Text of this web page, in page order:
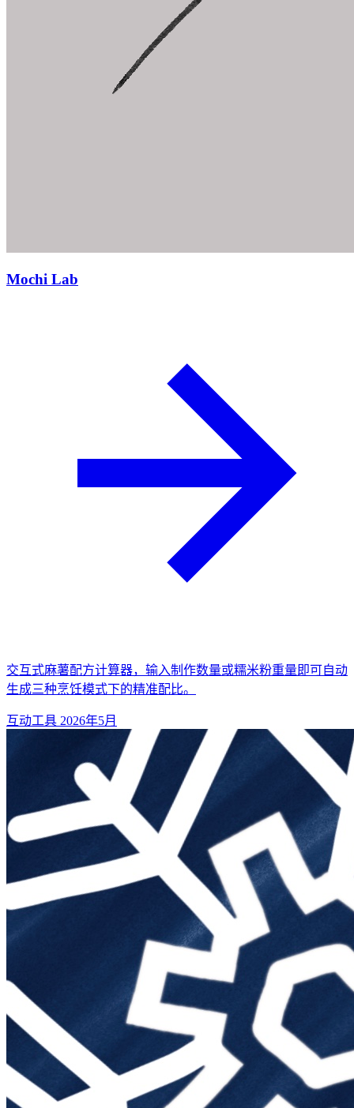
Mochi Lab
交互式麻薯配方计算器，输入制作数量或糯米粉重量即可自动
生成三种烹饪模式下的精准配比。
互动工具 2026年5月